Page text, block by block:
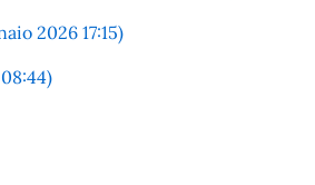
2026 17:15)